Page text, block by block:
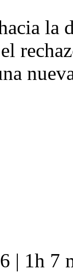
| 1h 7